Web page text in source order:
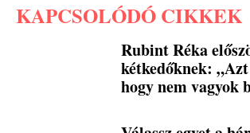
KAPCSOLÓDÓ CIKKEK
Rubint Réka
kétkedőknek:
hogy nem vagyok